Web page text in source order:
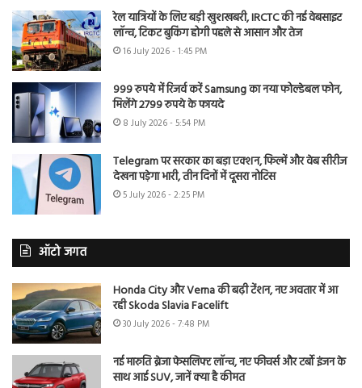
रेल यात्रियों के लिए बड़ी खुशखबरी, IRCTC की नई वेबसाइट
लॉन्च, टिकट बुकिंग होगी पहले से आसान और तेज
16 July 2026 - 1:45 PM
999 रुपये में रिजर्व करें Samsung का नया फोल्डेबल फोन,
मिलेंगे 2799 रुपये के फायदे
8 July 2026 - 5:54 PM
Telegram पर सरकार का बड़ा एक्शन, फिल्में और वेब सीरीज
देखना पड़ेगा भारी, तीन दिनों में दूसरा नोटिस
5 July 2026 - 2:25 PM
ऑटो जगत
Honda City और Verna की बढ़ी टेंशन, नए अवतार में आ
रही Skoda Slavia Facelift
30 July 2026 - 7:48 PM
नई मारुति ब्रेजा फेसलिफ्ट लॉन्च, नए फीचर्स और टर्बो इंजन के
साथ आई SUV, जानें क्या है कीमत